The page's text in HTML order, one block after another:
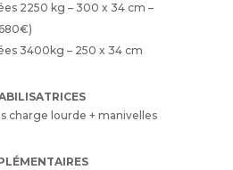
2250 kg – 300 x 34 cm –
€)
3400kg – 250 x 34 cm
charge lourde + manivelles